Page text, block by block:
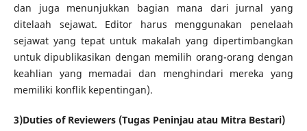
dan juga menunjukkan bagian mana dari jurnal yang
ditelaah sejawat. Editor harus menggunakan penelaah
sejawat yang tepat untuk makalah yang dipertimbangkan
untuk dipublikasikan dengan memilih orang-orang dengan
keahlian yang memadai dan menghindari mereka yang
memiliki konflik kepentingan).
3)Duties of Reviewers (Tugas Peninjau atau Mitra Bestari)